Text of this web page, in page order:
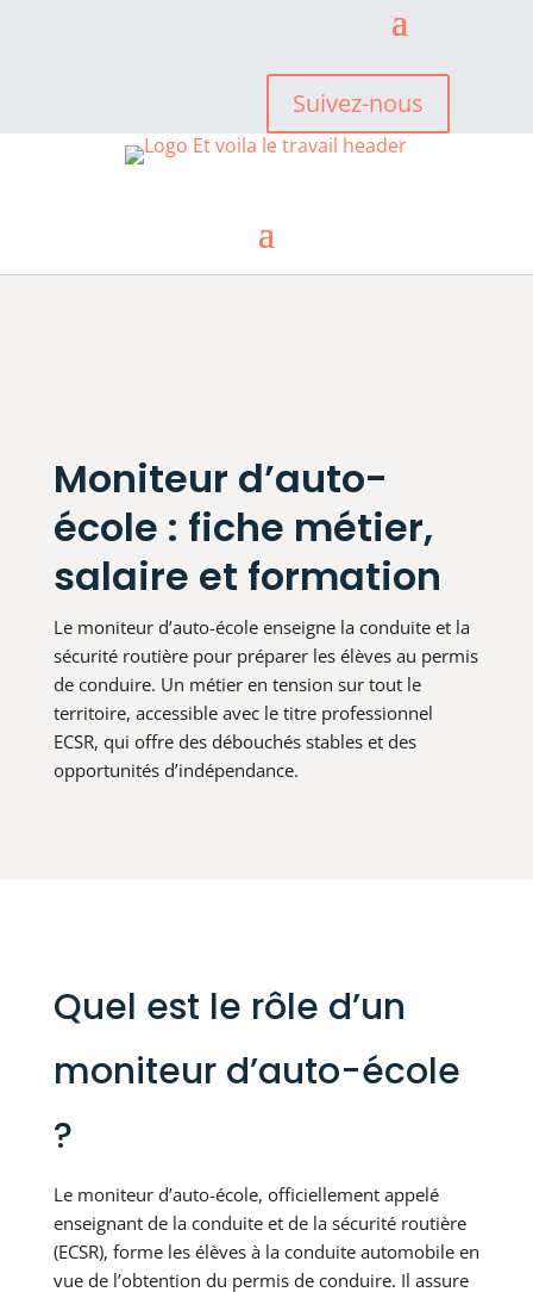
Suivez-nous
Moniteur d’auto-
école : fiche métier,
salaire et formation
Le moniteur d’auto-école enseigne la conduite et la
sécurité routière pour préparer les élèves au permis
de conduire. Un métier en tension sur tout le
territoire, accessible avec le titre professionnel
ECSR, qui offre des débouchés stables et des
opportunités d’indépendance.
Quel est le rôle d’un
moniteur d’auto-école
?
Le moniteur d’auto-école, officiellement appelé
enseignant de la conduite et de la sécurité routière
(ECSR), forme les élèves à la conduite automobile en
vue de l’obtention du permis de conduire. Il assure